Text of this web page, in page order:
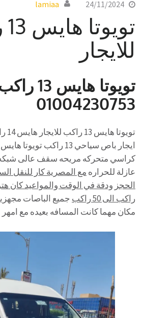
24/11/2024
lamiaa
للايجار
تويوتا
01004230753
ايجار باص سياحي 13 راكب
كراسي متحركه مريحه سقف عالى
عازلة للحراره مع المصرية كار للنقل
راكب الى 50 راكب
جميع الباصات
مكان مهما كانت المسافه بعيده مع